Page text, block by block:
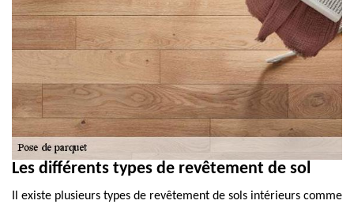
Les différents types de revêtement de sol
Il existe plusieurs types de revêtement de sols intérieurs comme